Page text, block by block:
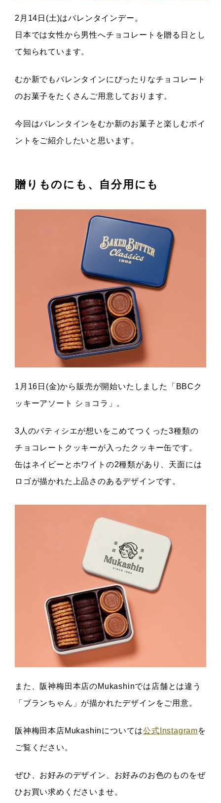
2月14日(土)はバレンタインデー。
日本では女性から男性へチョコレートを贈る日とし
て知られています。
むか新でもバレンタインにぴったりなチョコレート
のお菓子をたくさんご用意しております。
今回はバレンタインをむか新のお菓子と楽しむポイ
ントをご紹介したいと思います。
贈りものにも、自分用にも
1月16日(金)から販売が開始いたしました「BBCク
ッキーアソート ショコラ」。
3人のパティシエが想いをこめてつくった3種類の
チョコレートクッキーが入ったクッキー缶です。
缶はネイビーとホワイトの2種類があり、天面には
ロゴが描かれた上品さのあるデザインです。
また、阪神梅田本店のMukashinでは店舗とは違う
「ブランちゃん」が描かれたデザインをご用意。
阪神梅田本店Mukashinについては公式Instagramを
ご覧ください。
ぜひ、お好みのデザイン、お好みのお色のものをぜ
ひお買い求めくださいませ。